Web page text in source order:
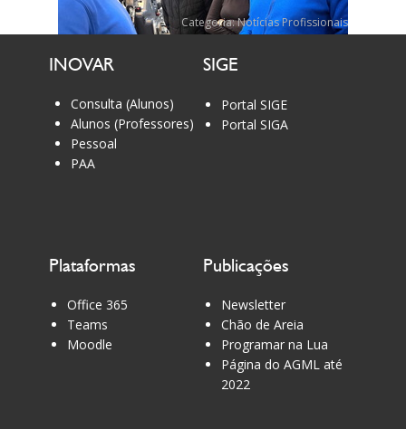
Categoria:Notícias Profissionais
INOVAR
Consulta (Alunos)
Alunos (Professores)
Pessoal
PAA
SIGE
Portal SIGE
Portal SIGA
Plataformas
Office 365
Teams
Moodle
Publicações
Newsletter
Chão de Areia
Programar na Lua
Página do AGML até
2022